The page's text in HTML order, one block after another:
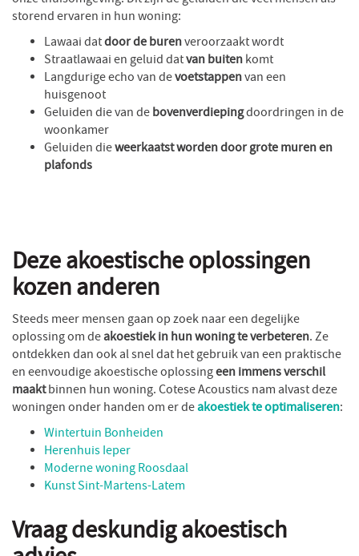
storend ervaren in hun woning:
Lawaai datdoor de burenveroorzaakt wordt
Straatlawaai en geluid datvan buitenkomt
Langdurige echo van devoetstappenvan een
huisgenoot
Geluiden die van debovenverdiepingdoordringen in de
woonkamer
Geluiden dieweerkaatst worden door grote muren en
plafonds
Deze akoestische oplossingen
kozen anderen
Steeds meer mensen gaan op zoek naar een degelijke
oplossing om deakoestiek in hun woning te verbeteren. Ze
ontdekken dan ook al snel dat het gebruik van een praktische
en eenvoudige akoestische oplossingeen immens verschil
maaktbinnen hun woning. Cotese Acoustics nam alvast deze
woningen onder handen om er deakoestiek te optimaliseren:
Wintertuin Bonheiden
Herenhuis Ieper
Moderne woning Roosdaal
Kunst Sint-Martens-Latem
Vraag deskundig akoestisch